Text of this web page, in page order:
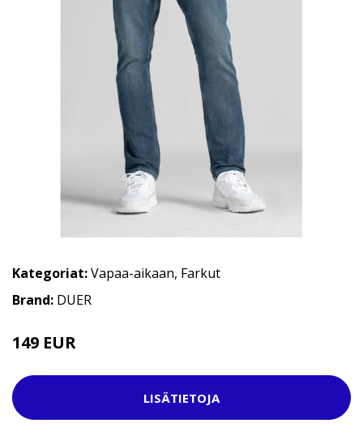
Kategoriat:Vapaa-aikaan, Farkut
Brand: DUER
149 EUR
LISÄTIETOJA